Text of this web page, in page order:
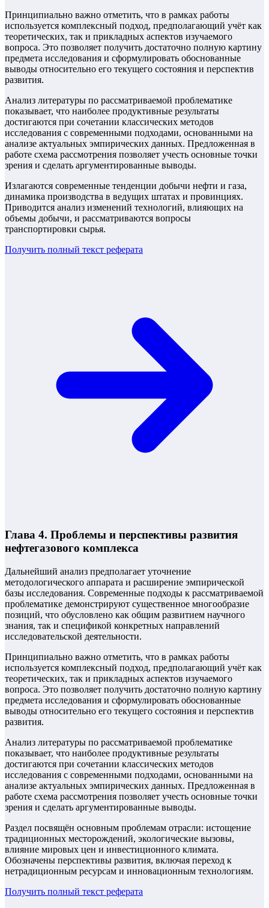
Принципиально важно отметить, что в рамках работы
используется комплексный подход, предполагающий учёт как
теоретических, так и прикладных аспектов изучаемого
вопроса. Это позволяет получить достаточно полную картину
предмета исследования и сформулировать обоснованные
выводы относительно его текущего состояния и перспектив
развития.
Анализ литературы по рассматриваемой проблематике
показывает, что наиболее продуктивные результаты
достигаются при сочетании классических методов
исследования с современными подходами, основанными на
анализе актуальных эмпирических данных. Предложенная в
работе схема рассмотрения позволяет учесть основные точки
зрения и сделать аргументированные выводы.
Излагаются современные тенденции добычи нефти и газа,
динамика производства в ведущих штатах и провинциях.
Приводится анализ изменений технологий, влияющих на
объемы добычи, и рассматриваются вопросы
транспортировки сырья.
Получить полный текст реферата
Глава 4. Проблемы и перспективы развития
нефтегазового комплекса
Дальнейший анализ предполагает уточнение
методологического аппарата и расширение эмпирической
базы исследования. Современные подходы к рассматриваемой
проблематике демонстрируют существенное многообразие
позиций, что обусловлено как общим развитием научного
знания, так и спецификой конкретных направлений
исследовательской деятельности.
Принципиально важно отметить, что в рамках работы
используется комплексный подход, предполагающий учёт как
теоретических, так и прикладных аспектов изучаемого
вопроса. Это позволяет получить достаточно полную картину
предмета исследования и сформулировать обоснованные
выводы относительно его текущего состояния и перспектив
развития.
Анализ литературы по рассматриваемой проблематике
показывает, что наиболее продуктивные результаты
достигаются при сочетании классических методов
исследования с современными подходами, основанными на
анализе актуальных эмпирических данных. Предложенная в
работе схема рассмотрения позволяет учесть основные точки
зрения и сделать аргументированные выводы.
Раздел посвящён основным проблемам отрасли: истощение
традиционных месторождений, экологические вызовы,
влияние мировых цен и инвестиционного климата.
Обозначены перспективы развития, включая переход к
нетрадиционным ресурсам и инновационным технологиям.
Получить полный текст реферата